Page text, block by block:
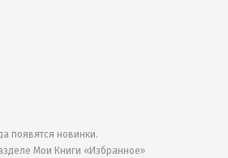
появятся новинки.
Мои Книги «Избранное»